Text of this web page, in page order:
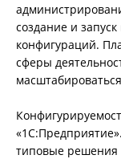
создание и
конфигураций.
сферы
типовые решения